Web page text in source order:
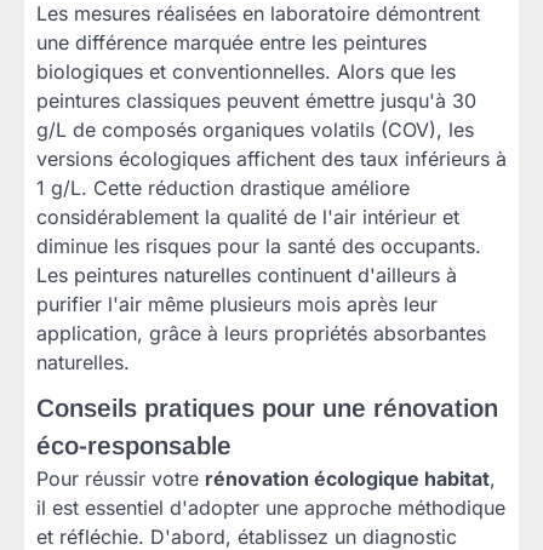
Les mesures réalisées en laboratoire démontrent
une différence marquée entre les peintures
biologiques et conventionnelles. Alors que les
peintures classiques peuvent émettre jusqu'à 30
g/L de composés organiques volatils (COV), les
versions écologiques affichent des taux inférieurs à
1 g/L. Cette réduction drastique améliore
considérablement la qualité de l'air intérieur et
diminue les risques pour la santé des occupants.
Les peintures naturelles continuent d'ailleurs à
purifier l'air même plusieurs mois après leur
application, grâce à leurs propriétés absorbantes
naturelles.
Conseils pratiques pour une rénovation
éco-responsable
Pour réussir votre rénovation écologique habitat,
il est essentiel d'adopter une approche méthodique
et réfléchie. D'abord, établissez un diagnostic